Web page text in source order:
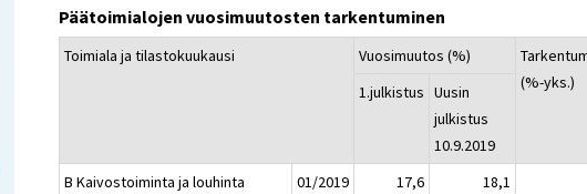
Päätoimialojen vuosimuutosten tarkentuminen
Toimiala ja tilastokuukausi Vuosimuutos (%)
(%-yks.)
1.julkistus Uusin
julkistus
10.9.2019
B Kaivostoiminta ja louhinta
01/2019 17,6 18,1